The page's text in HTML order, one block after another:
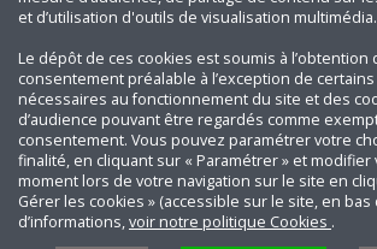
et d’utilisation d'outils de visualisation multimédia.
Le dépôt de ces cookies est soumis à l’obtention
consentement préalable à l’exception de
nécessaires au fonctionnement du site et des
d’audience pouvant être regardés comme
consentement. Vous pouvez paramétrer votre
finalité, en cliquant sur « Paramétrer » et
moment lors de votre navigation sur le site en
Gérer les cookies » (accessible sur le site, en bas
d’informations,voir notre politique Cookies .